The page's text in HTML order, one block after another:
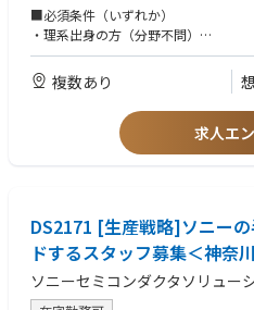
※米国が本社のため、メールにて英語
すが、翻訳機などを使いながらでの
■業務内容詳細
①カスタマーサポート、オンサイト業
・新規納入装置の立ち上げ：据え付
エスカレーション対応：
・国内テクニカルグループへのエスカ
・US含むサポート部隊と連携による
②稼働装置改善に関するサポート：
プロジェクト参加、データ取得、ア
■必須条件（いずれか）
・理系出身の方（分野不問）
・文系出身の方で、以下いずれかの
サービスエンジニア、保全、製造、
ブルシューティング、品質管理、試
務、簡易プログラミング経験、顧客
■歓迎条件（活かせる経験・知識）
機械／装置／設備のメンテナンス・
保全、組立、機械加工のご経験
検査装置を扱ったご経験
▼ 半導体・製造プロセス系
複数あり
求人エ
DS2171 [生産戦略]ソニー
ドするスタッフ募集＜神奈
ソニーセミコンダクタソリュー